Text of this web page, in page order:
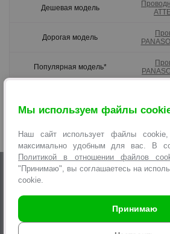
Мы используем файлы
Наш сайт использует файлы
максимально удобным для вас. В
Политикой в отношении файлов
"Принимаю", вы соглашаетесь на
cookie.
Принимаю
Дешевая модель
Дорогая модель
Популярная модель*
карта», «Карта Fun», «Халва»).
пользователями нашего сайта с момента
+375 29 6 10 22 11
+375 33 6 10 22 11
+375 17 2 18 33 22